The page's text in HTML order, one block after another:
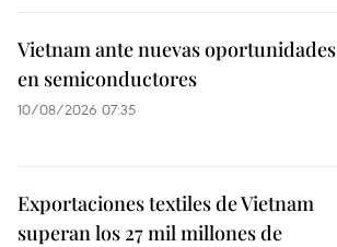
Vietnam ante nuevas oportunidades
en semiconductores
10/08/2026 07:35
Exportaciones textiles de Vietnam
superan los 27 mil millones de